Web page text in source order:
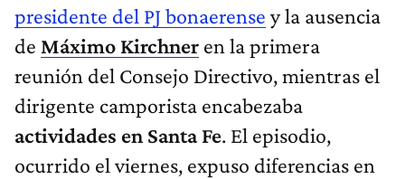
presidente del PJ bonaerense y la ausencia
de Máximo Kirchner en la primera
reunión del Consejo Directivo, mientras el
dirigente camporista encabezaba
actividades en Santa Fe. El episodio,
ocurrido el viernes, expuso diferencias en